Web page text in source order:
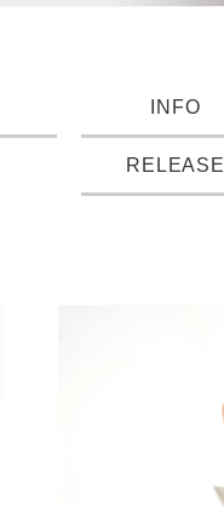
INFO
RELEASE